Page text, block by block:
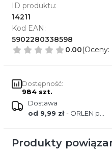
ID produktu:
14211
Kod EAN:
5902280338598
0.00
Dostępność:
984 szt.
Dostawa
od 9,99 zł- ORLEN paczka
Produkty